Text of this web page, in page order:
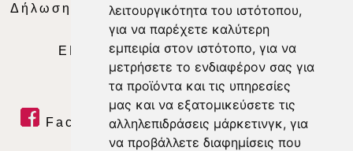
λειτουργικότητα του ιστότοπου,
για να παρέχετε καλύτερη
εμπειρία στον ιστότοπο, για να
μετρήσετε το ενδιαφέρον σας για
τα προϊόντα και τις υπηρεσίες
μας και να εξατομικεύσετε τις
αλληλεπιδράσεις μάρκετινγκ, για
να προβάλλετε διαφημίσεις που
Δήλωση συμμόρφωσης με τη σύσταση (ΕΕ)
2018/334|Ταυτότητα
ΕΝΗΜΕΡΩΣΗ |WEB TV| LIVE
Facebook| Twitter | Youtube
RSS Feed